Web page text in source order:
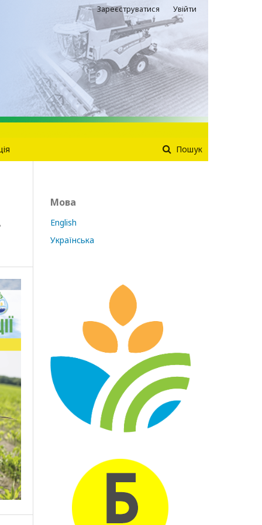
Пошук
Зареєструватися Увійти
Мова
English
Українська